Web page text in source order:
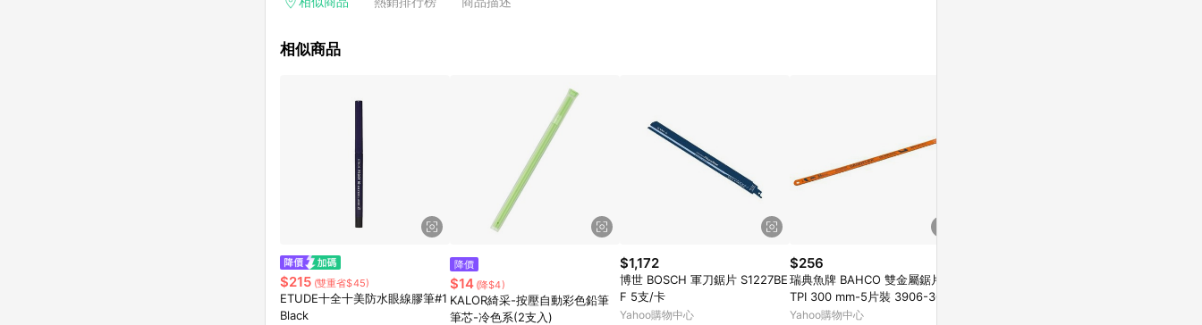
相似商品
$215 (雙重省$45)
ETUDE十全十美防水眼線膠筆#1
Black
降價
$14 (降$4)
KALOR綺采-按壓自動彩色鉛筆
筆芯-冷色系(2支入)
$1,172
博世 BOSCH 軍刀鋸片 S1227BE
F 5支/卡
Yahoo購物中心
$256
瑞典魚牌 BAHCO 雙金屬鋸片18
TPI 300 mm-5片裝 3906-300-
18-100-5pc
Yahoo購物中心